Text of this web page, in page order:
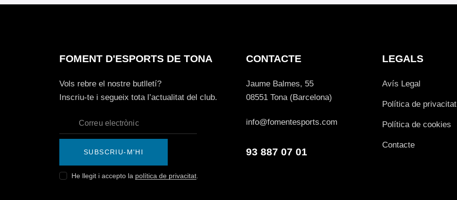
FOMENT D'ESPORTS DE TONA
Vols rebre el nostre butlletí?
Inscriu-te i segueix tota l’actualitat del club.
SUBSCRIU-M'HI
He llegit i accepto la política de privacitat.
CONTACTE
Jaume Balmes, 55
08551 Tona (Barcelona)
info@fomentesports.com
93 887 07 01
LEGALS
Avís Legal
Política de privacitat
Política de cookies
Contacte